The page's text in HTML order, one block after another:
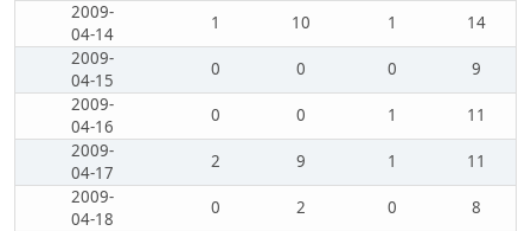
2009-
04-14
1 10 1
14
2009-
04-15
0 0 0
9
2009-
04-16
0 0 1
11
2009-
04-17
2 9 1
11
2009-
04-18
0 2 0
8